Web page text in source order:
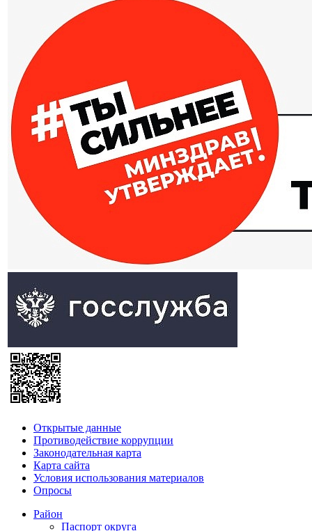
Открытые данные
Противодействие коррупции
Законодательная карта
Карта сайта
Условия использования материалов
Опросы
Район
Паспорт округа